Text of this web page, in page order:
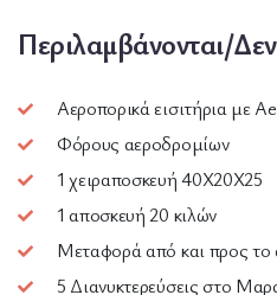
Περιλαμβάνονται/
Αεροπορικά εισιτήρια με
Φόρους αεροδρομίων
1 χειραποσκευή 40Χ20Χ25
1 αποσκευή 20 κιλών
Μεταφορά από και προς το
5 Διανυκτερεύσεις στο